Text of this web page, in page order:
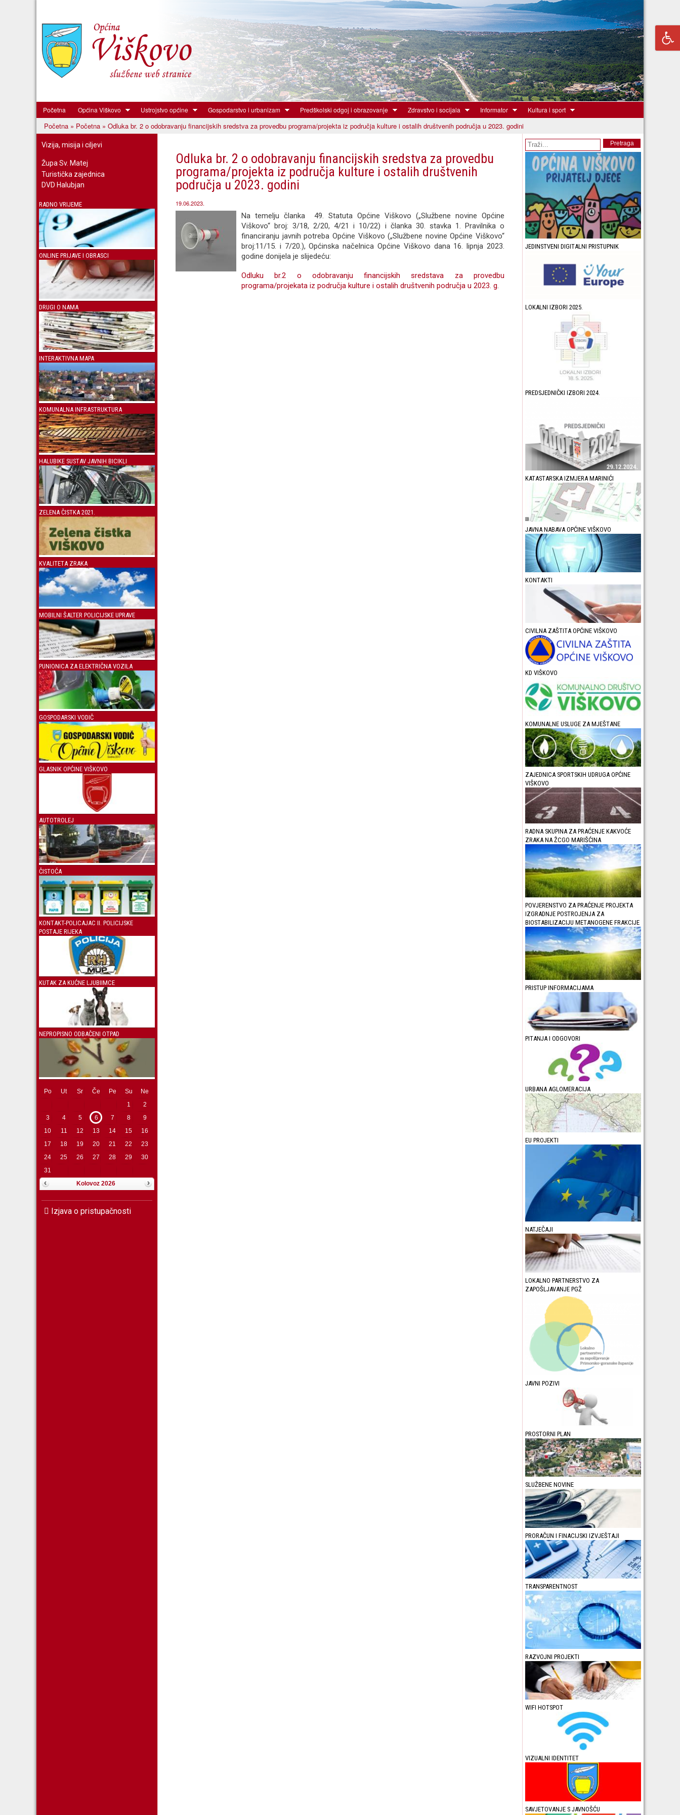
Skoči
glavni
sadržaj
Općina
Viškovo
Početna Općina Viškovo Ustrojstvo općine Gospodarstvo i urbanizam Predškolski odgoj i obrazovanje Zdravstvo i socijala Informator Kultura i sport
Vi ste ovdje
Početna » Početna » Odluka br. 2 o odobravanju financijskih sredstva za provedbu programa/projekta iz područja kulture i ostalih društvenih područja u 2023. godini
Vizija, misija i ciljevi
Župa Sv. Matej
Turistička zajednica
DVD Halubjan
RADNO VRIJEME
ONLINE PRIJAVE I OBRASCI
DRUGI O NAMA
INTERAKTIVNA MAPA
KOMUNALNA INFRASTRUKTURA
HALUBIKE SUSTAV JAVNIH BICIKLI
ZELENA ČISTKA 2021.
KVALITETA ZRAKA
MOBILNI ŠALTER POLICIJSKE UPRAVE
PUNIONICA ZA ELEKTRIČNA VOZILA
GOSPODARSKI VODIČ
GLASNIK OPĆINE VIŠKOVO
AUTOTROLEJ
ČISTOĆA
KONTAKT-POLICAJAC II. POLICIJSKE
POSTAJE RIJEKA
KUTAK ZA KUĆNE LJUBIIMCE
NEPROPISNO ODBAČENI OTPAD
Po Ut Sr Če Pe Su
Ne
1
2
3
4 5 6 7 8
9
10
11 12 13 14 15
16
17
18 19 20 21 22
23
24
25 26 27 28 29
30
31
Kolovoz 2026
Izjava o pristupačnosti
Odluka br. 2 o odobravanju financijskih sredstva za provedbu
programa/projekta iz područja kulture i ostalih društvenih
područja u 2023. godini
19.06.2023.
Na temelju članka 49. Statuta Općine Viškovo („Službene novine Općine
Viškovo“ broj: 3/18, 2/20, 4/21 i 10/22) i članka 30. stavka 1. Pravilnika o
financiranju javnih potreba Općine Viškovo („Službene novine Općine Viškovo“
broj:11/15. i 7/20.), Općinska načelnica Općine Viškovo dana 16. lipnja 2023.
godine donijela je slijedeću:
Odluku br.2 o odobravanju financijskih sredstava za provedbu
programa/projekata iz područja kulture i ostalih društvenih područja u 2023. g.
Obrazac pretrage Pretraga
JEDINSTVENI DIGITALNI PRISTUPNIK
LOKALNI IZBORI 2025.
PREDSJEDNIČKI IZBORI 2024.
KATASTARSKA IZMJERA MARINIĆI
JAVNA NABAVA OPĆINE VIŠKOVO
KONTAKTI
CIVILNA ZAŠTITA OPĆINE VIŠKOVO
KD VIŠKOVO
KOMUNALNE USLUGE ZA MJEŠTANE
ZAJEDNICA SPORTSKIH UDRUGA OPĆINE
VIŠKOVO
RADNA SKUPINA ZA PRAĆENJE KAKVOĆE
ZRAKA NA ŽCGO MARIŠĆINA
POVJERENSTVO ZA PRAĆENJE PROJEKTA
IZGRADNJE POSTROJENJA ZA
BIOSTABILIZACIJU METANOGENE FRAKCIJE
PRISTUP INFORMACIJAMA
PITANJA I ODGOVORI
URBANA AGLOMERACIJA
EU PROJEKTI
NATJEČAJI
LOKALNO PARTNERSTVO ZA
ZAPOŠLJAVANJE PGŽ
JAVNI POZIVI
PROSTORNI PLAN
SLUŽBENE NOVINE
PRORAČUN I FINACIJSKI IZVJEŠTAJI
TRANSPARENTNOST
RAZVOJNI PROJEKTI
WIFI HOTSPOT
VIZUALNI IDENTITET
SAVJETOVANJE S JAVNOŠĆU